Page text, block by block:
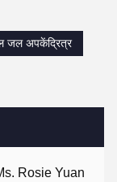
Rosie Yuan
जल अपकेंद्रित्र